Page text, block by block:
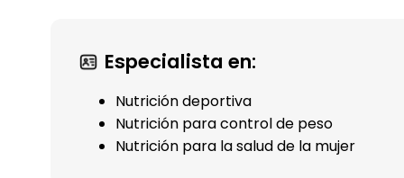
Especialista en:
Nutrición deportiva
Nutrición para control de peso
Nutrición para la salud de la mujer